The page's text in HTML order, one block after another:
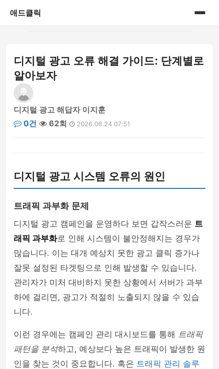
애드클릭
게시판
디지털 광고 오류 해결 가이드: 단계별로
알아보자
디지털 광고 해답자 이지훈
0건
62회 2026.06.24 07:51
디지털 광고 시스템 오류의 원인
트래픽 과부화 문제
디지털 광고 캠페인을 운영하다 보면 갑작스러운 트
래픽 과부화로 인해 시스템이 불안정해지는 경우가
많습니다. 이는 대개 예상치 못한 광고 클릭 증가나
잘못 설정된 타겟팅으로 인해 발생할 수 있습니다.
관리자가 미처 대비하지 못한 상황에서 서버가 과부
하에 걸리면, 광고가 적절히 노출되지 않을 수 있습
니다.
이런 경우에는 캠페인 관리 대시보드를 통해 트래픽
패턴을 분석하고, 예상보다 높은 트래픽이 발생한 원
인을 찾는 것이 중요합니다. 혹은 트래픽 관리 솔루